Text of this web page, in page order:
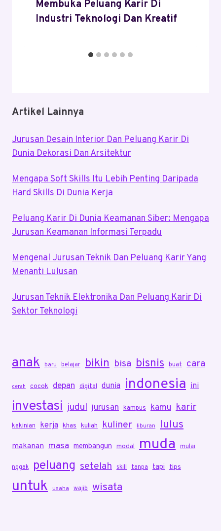
Membuka Peluang Karir Di
Industri Teknologi Dan Kreatif
Artikel Lainnya
Jurusan Desain Interior Dan Peluang Karir Di
Dunia Dekorasi Dan Arsitektur
Mengapa Soft Skills Itu Lebih Penting Daripada
Hard Skills Di Dunia Kerja
Peluang Karir Di Dunia Keamanan Siber: Mengapa
Jurusan Keamanan Informasi Terpadu
Mengenal Jurusan Teknik Dan Peluang Karir Yang
Menanti Lulusan
Jurusan Teknik Elektronika Dan Peluang Karir Di
Sektor Teknologi
anak baru belajar bikin bisa bisnis buat cara
cerah cocok depan digital dunia indonesia ini
investasi judul jurusan kampus kamu karir
kekinian kerja khas kuliah kuliner liburan lulus
makanan masa membangun modal muda mulai
nggak peluang setelah skill tanpa tapi tips
untuk usaha wajib wisata